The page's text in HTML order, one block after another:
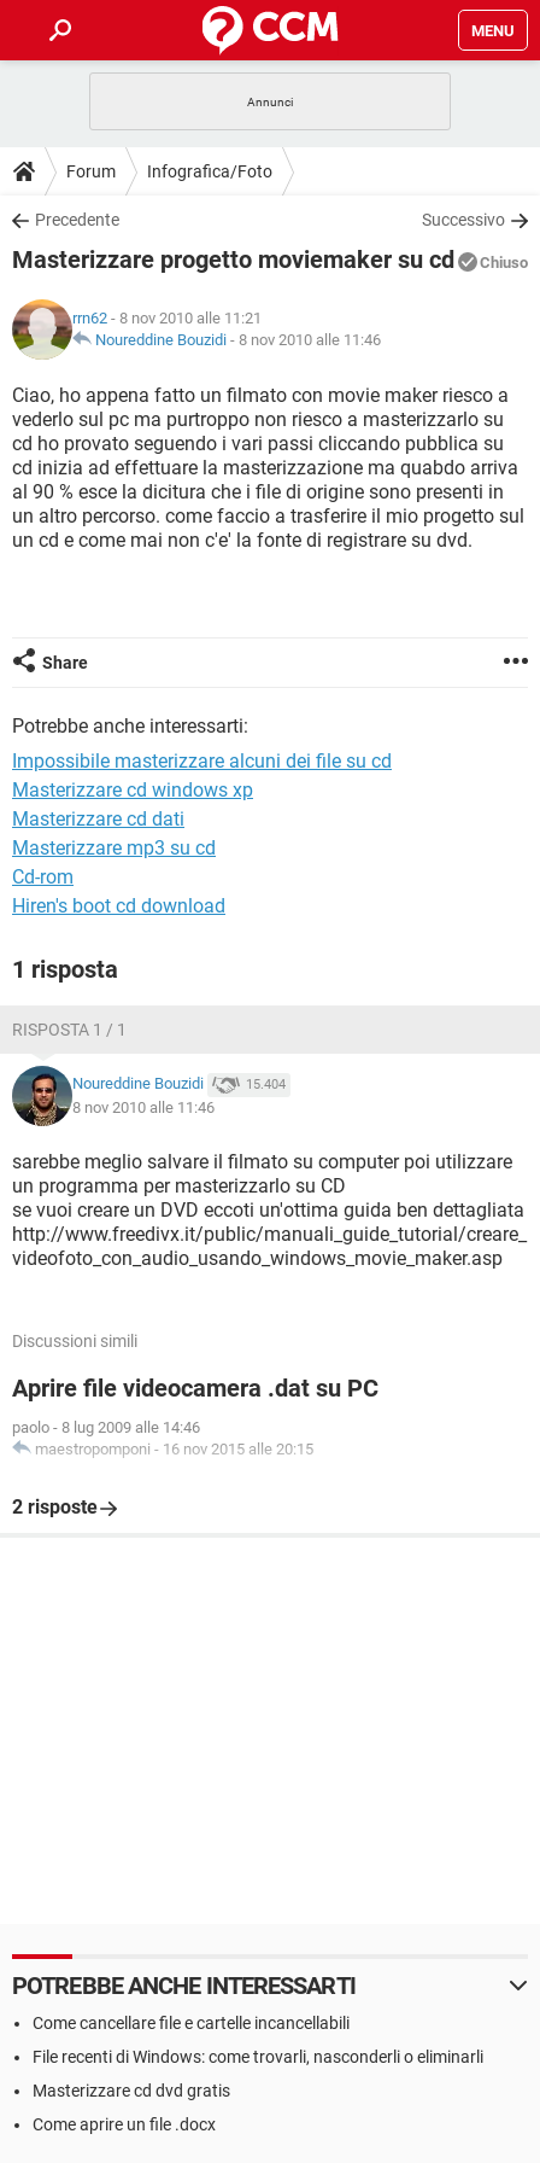
MENU
INTRATTENIMENTO ANDROID
iOS
INSTAGRAM WHATSAPP
TIKTOK
HARDWARE
GUIDE
COVID-19
INSTAGRAM
TIKTOK
HARDWARE
DOWNLOAD
COVID-19 GAMING
INTRATTENIMENTO
iOS WINDOWS 10
INSTAGRAM
TIKTOK FACEBOOK
HARDWARE
COVID-19
INTRATTENIMENTO
iOS WINDOWS 10
INSTAGRAM WHATSAPP
TIKTOK FACEBOOK
HARDWARE
GLOSSARIO
COVID-19
INTRATTENIMENTO ANDROID
iOS WINDOWS 10
INSTAGRAM WHATSAPP
TIKTOK FACEBOOK
Forum Infografica/Foto
Precedente Successivo
Masterizzare progetto moviemaker su cd Chiuso
rrn62 - 8 nov 2010 alle 11:21
Noureddine Bouzidi - 8 nov 2010 alle 11:46
Ciao, ho appena fatto un filmato con movie maker riesco a
vederlo sul pc ma purtroppo non riesco a masterizzarlo su
cd ho provato seguendo i vari passi cliccando pubblica su
cd inizia ad effettuare la masterizzazione ma quabdo arriva
al 90 % esce la dicitura che i file di origine sono presenti in
un altro percorso. come faccio a trasferire il mio progetto sul
un cd e come mai non c'e' la fonte di registrare su dvd.
Share
Potrebbe anche interessarti:
Impossibile masterizzare alcuni dei file su cd
Masterizzare cd windows xp
Masterizzare cd dati
Masterizzare mp3 su cd
Cd-rom
Hiren's boot cd download
1 risposta
RISPOSTA 1 / 1
Noureddine Bouzidi 15.404
8 nov 2010 alle 11:46
sarebbe meglio salvare il filmato su computer poi utilizzare
un programma per masterizzarlo su CD
se vuoi creare un DVD eccoti un'ottima guida ben dettagliata
http://www.freedivx.it/public/manuali_guide_tutorial/creare_
videofoto_con_audio_usando_windows_movie_maker.asp
Discussioni simili
Aprire file videocamera .dat su PC
paolo - 8 lug 2009 alle 14:46
maestropomponi - 16 nov 2015 alle 20:15
2 risposte
POTREBBE ANCHE INTERESSARTI
Come cancellare file e cartelle incancellabili
File recenti di Windows: come trovarli, nasconderli o eliminarli
Masterizzare cd dvd gratis
Come aprire un file .docx